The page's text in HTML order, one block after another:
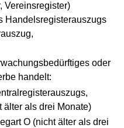
Vereinsregister)
Handelsregisterauszugs
oder
handelt:
älter als drei Monate)
O (nicht älter als drei